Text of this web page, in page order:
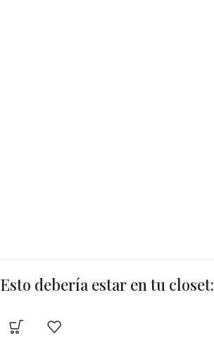
Esto debería estar en tu closet: